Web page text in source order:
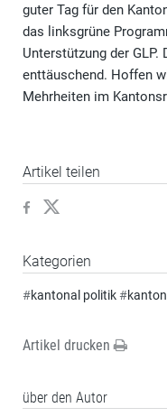
guter Tag für den
das linksgrüne
Unterstützung der
enttäuschend. Hoffen
Mehrheiten im
Artikel teilen
Kategorien
#kantonal politik#
Artikel drucken
über den Autor